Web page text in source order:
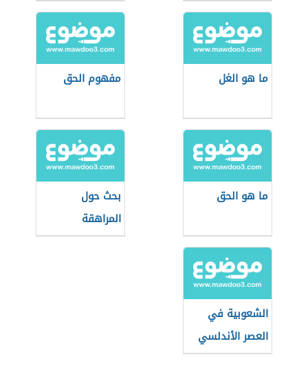
ما هو الغل مفهوم الحق
ما هو الحق
بحث حول
المراهقة
الشعوبية في
العصر الأندلسي